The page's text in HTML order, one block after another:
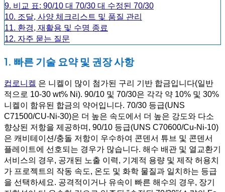
9. 비교 표: 90/10 대 70/30 대 수정된 70/30
10. 조달, 사양 체크리스트 및 품질 관리
11. 환경, 재활용 및 수명 종료
12. 자주 묻는 질문
1. 빠른 기술 요약 및 권장 사항
컵로니켈 은 니켈이 많이 첨가된 구리 기반 합금입니다(일반
적으로 10-30 wt% Ni). 90/10 및 70/30은 각각 약 10% 및 30%
니켈이 함유된 합금의 약어입니다. 70/30 등급(UNS
C71500/CU-Ni-30)은 더 높은 속도에서 더 높은 강도와 다소
향상된 저항을 제공하며, 90/10 등급(UNS C70600/Cu-Ni-10)
은 캐비테이션/충돌 저항이 우수하여 콘덴서 튜브 및 콘덴서
플레이트에 선호되는 경우가 많습니다. 해수 배관 및 열교환기
서비스의 경우, 공개된 노출 이력, 기계적 용량 및 제작 허용치
가 프로젝트의 작동 속도, 온도 및 화학 물질과 일치하는 등급
을 선택하세요. 공격적이거나 유속이 빠른 해수의 경우, 장기